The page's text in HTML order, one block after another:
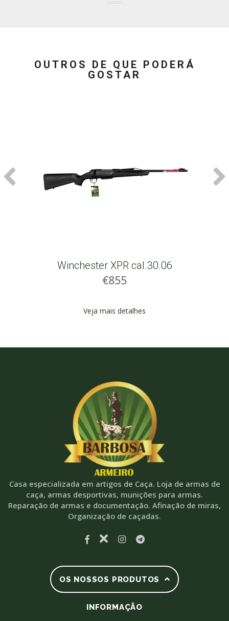
OUTROS DE QUE PODERÁ
GOSTAR
Winchester XPR cal.30.06
€855
Veja mais detalhes
Casa especializada em artigos de Caça. Loja de armas de
caça, armas desportivas, munições para armas.
Reparação de armas e documentação. Afinação de miras,
Organização de caçadas.
OS NOSSOS PRODUTOS
INFORMAÇÃO